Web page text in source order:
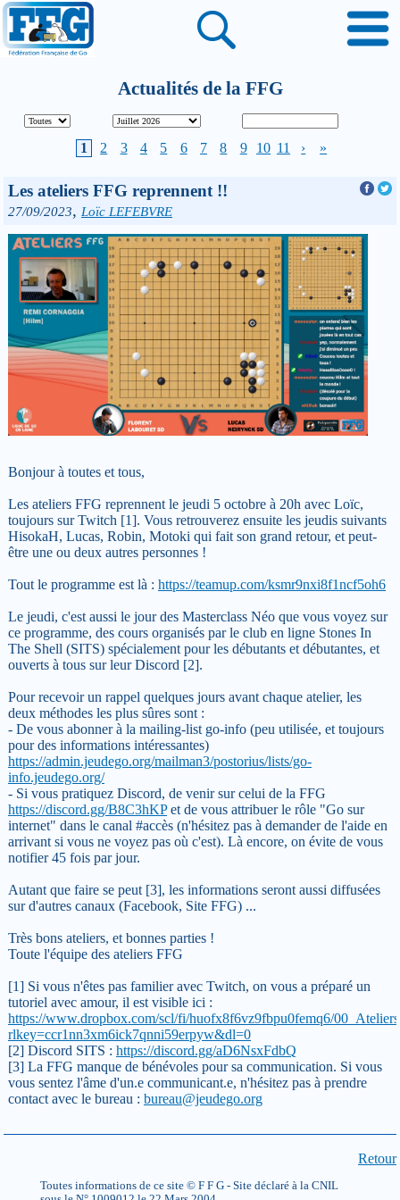
Actualités de la FFG
1 2 3 4 5 6 7 8 9 10 11 › »
Les ateliers FFG reprennent !!
27/09/2023, Loïc LEFEBVRE
Bonjour à toutes et tous,
Les ateliers FFG reprennent le jeudi 5 octobre à 20h avec Loïc,
toujours sur Twitch [1]. Vous retrouverez ensuite les jeudis suivants
HisokaH, Lucas, Robin, Motoki qui fait son grand retour, et peut-
être une ou deux autres personnes !
Tout le programme est là : https://teamup.com/ksmr9nxi8f1ncf5oh6
Le jeudi, c'est aussi le jour des Masterclass Néo que vous voyez sur
ce programme, des cours organisés par le club en ligne Stones In
The Shell (SITS) spécialement pour les débutants et débutantes, et
ouverts à tous sur leur Discord [2].
Pour recevoir un rappel quelques jours avant chaque atelier, les
deux méthodes les plus sûres sont :
- De vous abonner à la mailing-list go-info (peu utilisée, et toujours
pour des informations intéressantes)
https://admin.jeudego.org/mailman3/postorius/lists/go-
info.jeudego.org/
- Si vous pratiquez Discord, de venir sur celui de la FFG
https://discord.gg/B8C3hKPet de vous attribuer le rôle "Go sur
internet" dans le canal #accès (n'hésitez pas à demander de l'aide en
arrivant si vous ne voyez pas où c'est). Là encore, on évite de vous
notifier 45 fois par jour.
Autant que faire se peut [3], les informations seront aussi diffusées
sur d'autres canaux (Facebook, Site FFG) ...
Très bons ateliers, et bonnes parties !
Toute l'équipe des ateliers FFG
[1] Si vous n'êtes pas familier avec Twitch, on vous a préparé un
tutoriel avec amour, il est visible ici :
https://www.dropbox.com/scl/fi/huofx8f6vz9fbpu0femq6/
rlkey=ccr1nn3xm6ick7qnni59erpyw&dl=0
[2] Discord SITS : https://discord.gg/aD6NsxFdbQ
[3] La FFG manque de bénévoles pour sa communication. Si vous
vous sentez l'âme d'un.e communicant.e, n'hésitez pas à prendre
contact avec le bureau : bureau@jeudego.org
Retour
Toutes informations de ce site © F F G - Site déclaré à la CNIL